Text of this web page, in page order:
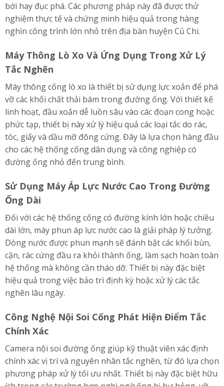
bới hay đục phá. Các phương pháp này đã được thử
nghiệm thực tế và chứng minh hiệu quả trong hàng
nghìn công trình lớn nhỏ trên địa bàn huyện Củ Chi.
Máy Thông Lò Xo Và Ứng Dụng Trong Xử Lý
Tắc Nghẽn
Máy thông cống lò xo là thiết bị sử dụng lực xoắn để phá
vỡ các khối chất thải bám trong đường ống. Với thiết kế
linh hoạt, đầu xoắn dễ luồn sâu vào các đoạn cong hoặc
phức tạp, thiết bị này xử lý hiệu quả các loại tắc do rác,
tóc, giấy và dầu mỡ đông cứng. Đây là lựa chọn hàng đầu
cho các hệ thống cống dân dụng và công nghiệp có
đường ống nhỏ đến trung bình.
Sử Dụng Máy Áp Lực Nước Cao Trong Đường
Ống Dài
Đối với các hệ thống cống có đường kính lớn hoặc chiều
dài lớn, máy phun áp lực nước cao là giải pháp lý tưởng.
Dòng nước được phun mạnh sẽ đánh bật các khối bùn,
cặn, rác cứng đầu ra khỏi thành ống, làm sạch hoàn toàn
hệ thống mà không cần tháo dỡ. Thiết bị này đặc biệt
hiệu quả trong việc bảo trì định kỳ hoặc xử lý các tắc
nghẽn lâu ngày.
Công Nghệ Nội Soi Cống Phát Hiện Điểm Tắc
Chính Xác
Camera nội soi đường ống giúp kỹ thuật viên xác định
chính xác vị trí và nguyên nhân tắc nghẽn, từ đó lựa chọn
phương pháp xử lý tối ưu nhất. Thiết bị này đặc biệt hữu